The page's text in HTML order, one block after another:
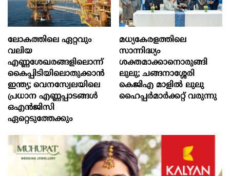
ലോകത്തിലെ ഏറ്റവും
വലിയ
എണ്ണശേഖരങ്ങളിലൊന്ന്
കൈപ്പിടിയിലൊതുക്കാന്‍
ഇന്ത്യ; വെനസ്വേലയിലെ
പ്രധാന എണ്ണപ്പാടങ്ങള്‍
ഒഎന്‍ജിസി
ഏറ്റെടുത്തേക്കും
മധ്യകേരളത്തിലെ
സാന്നിദ്ധ്യം
ശക്തമാക്കാനൊരുങ്ങി
ലുലു; ചങ്ങനാശ്ശേരി
കെജിഎ മാളിൽ ലുലു
ഹൈപ്പർമാർക്കറ്റ് വരുന്നു